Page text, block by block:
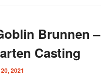
Brunnen
Casting
2021